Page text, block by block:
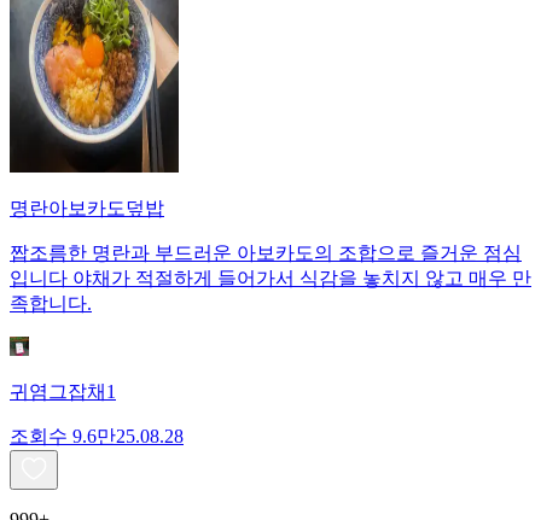
명란아보카도덮밥
짭조름한 명란과 부드러운 아보카도의 조합으로 즐거운 점심
입니다 야채가 적절하게 들어가서 식감을 놓치지 않고 매우 만
족합니다.
귀염그잡채1
조회수 9.6만25.08.28